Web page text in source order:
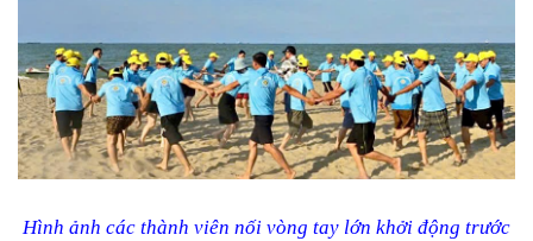
Hình ảnh các thành viên nối vòng tay lớn khởi động trước